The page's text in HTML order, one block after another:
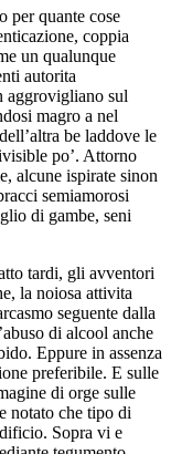
per quante cose
coppia
un qualunque
autorita
aggrovigliano sul
magro a nel
be laddove le
po’. Attorno
alcune ispirate sinon
semiamorosi
di gambe, seni
tardi, gli avventori
la noiosa attivita
seguente dalla
di alcool anche
Eppure in assenza
preferibile. E sulle
di orge sulle
notato che tipo di
Sopra vi e